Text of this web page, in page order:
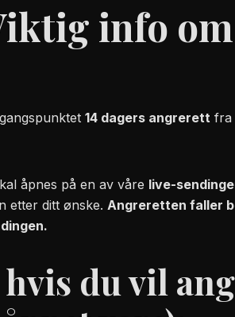
info
14 dagers angrerett fra
åpnes på en av våre live-
etter ditt ønske. Angreretten faller
du vil